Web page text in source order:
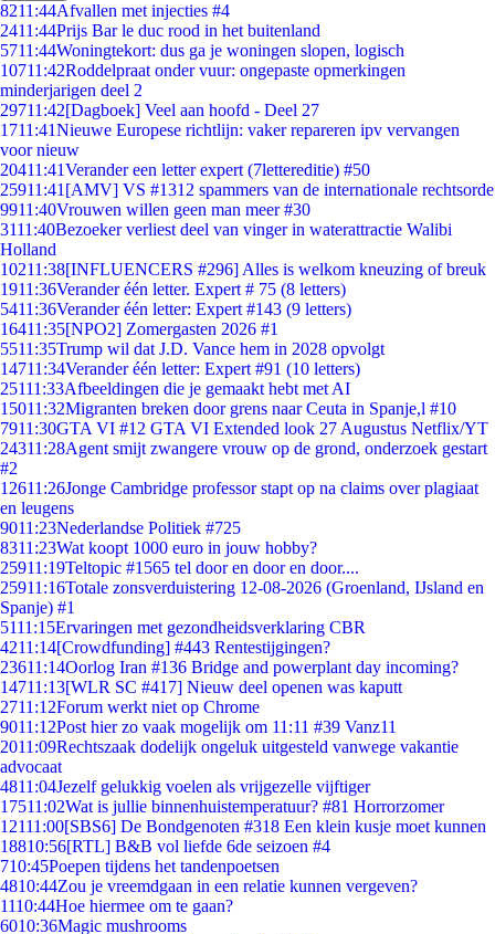
8211:44Afvallen met injecties #4
2411:44Prijs Bar le duc rood in het buitenland
5711:44Woningtekort: dus ga je woningen slopen, logisch
10711:42Roddelpraat onder vuur: ongepaste opmerkingen
minderjarigen deel 2
29711:42[Dagboek] Veel aan hoofd - Deel 27
1711:41Nieuwe Europese richtlijn: vaker repareren ipv vervangen
voor nieuw
20411:41Verander een letter expert (7lettereditie) #50
25911:41 [AMV] VS #1312 spammers van de internationale rechtsorde
9911:40Vrouwen willen geen man meer #30
3111:40Bezoeker verliest deel van vinger in waterattractie Walibi
Holland
10211:38[INFLUENCERS #296] Alles is welkom kneuzing of breuk
1911:36Verander één letter. Expert # 75 (8 letters)
5411:36Verander één letter: Expert #143 (9 letters)
16411:35[NPO2] Zomergasten 2026 #1
5511:35Trump wil dat J.D. Vance hem in 2028 opvolgt
14711:34Verander één letter: Expert #91 (10 letters)
25111:33Afbeeldingen die je gemaakt hebt met AI
15011:32Migranten breken door grens naar Ceuta in Spanje,l #10
7911:30GTA VI #12 GTA VI Extended look 27 Augustus Netflix/YT
24311:28Agent smijt zwangere vrouw op de grond, onderzoek gestart
#2
12611:26Jonge Cambridge professor stapt op na claims over plagiaat
en leugens
9011:23Nederlandse Politiek #725
8311:23Wat koopt 1000 euro in jouw hobby?
25911:19Teltopic #1565 tel door en door en door....
25911:16Totale zonsverduistering 12-08-2026 (Groenland, IJsland en
Spanje) #1
5111:15Ervaringen met gezondheidsverklaring CBR
4211:14[Crowdfunding] #443 Rentestijgingen?
23611:14Oorlog Iran #136 Bridge and powerplant day incoming?
14711:13[WLR SC #417] Nieuw deel openen was kaputt
2711:12Forum werkt niet op Chrome
9011:12Post hier zo vaak mogelijk om 11:11 #39 Vanz11
2011:09Rechtszaak dodelijk ongeluk uitgesteld vanwege vakantie
advocaat
4811:04Jezelf gelukkig voelen als vrijgezelle vijftiger
17511:02Wat is jullie binnenhuistemperatuur? #81 Horrorzomer
12111:00[SBS6] De Bondgenoten #318 Een klein kusje moet kunnen
18810:56[RTL] B&B vol liefde 6de seizoen #4
710:45Poepen tijdens het tandenpoetsen
4810:44Zou je vreemdgaan in een relatie kunnen vergeven?
1110:44Hoe hiermee om te gaan?
6010:36Magic mushrooms